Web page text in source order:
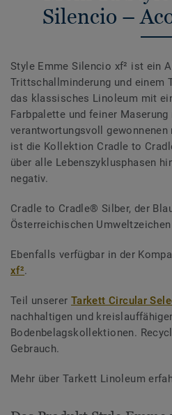
Silencio –
Style Emme Silencio xf² ist ein
Trittschallminderung und einem
das klassisches Linoleum mit
Farbpalette und feiner
verantwortungsvoll
ist die Kollektion Cradle to
über alle Lebenszyklusphasen
negativ.
Cradle to Cradle® Silber, der
Österreichischen
Ebenfalls verfügbar in der
xf².
Teil unserer Tarkett Circular
nachhaltigen und
Bodenbelagskollektionen.
Gebrauch.
Mehr über Tarkett Linoleum